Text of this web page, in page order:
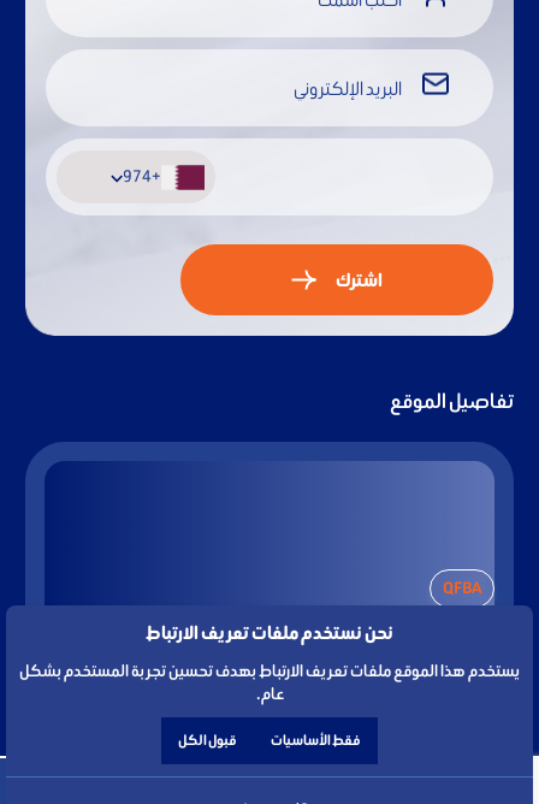
+974
+974
اشترك
تفاصيل الموقع
QFBA
PO Box 23245 Doha
نحن نستخدم ملفات تعريف الارتباط
يستخدم هذا الموقع ملفات تعريف الارتباط بهدف تحسين تجربة المستخدم بشكل
عام.
فقط الأساسيات قبول الكل